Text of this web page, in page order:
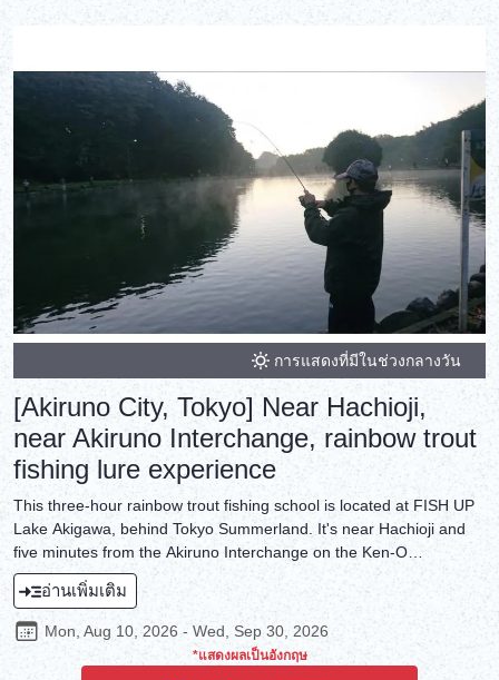
การแสดงที่มีในช่วงกลางวัน
[Akiruno City, Tokyo] Near Hachioji,
near Akiruno Interchange, rainbow trout
fishing lure experience
This three-hour rainbow trout fishing school is located at FISH UP
Lake Akigawa, behind Tokyo Summerland. It's near Hachioji and
five minutes from the Akiruno Interchange on the Ken-O
Expressway. You'll learn how to fish in a netted area, with a pond
teeming with large fish and a smaller area for beginners, before
moving on to the larger pond. All fishing equipment will be
provided, so please come empty-handed. We'll provide lures, so
beginners and intermediate anglers are welcome. Fish cannot be
อ่านเพิ่มเติม
Mon, Aug 10, 2026 - Wed, Sep 30, 2026
*แสดงผลเป็นอังกฤษ